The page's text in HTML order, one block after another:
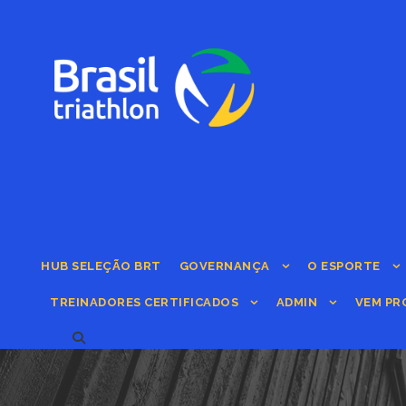
HUB SELEÇÃO BRT GOVERNANÇA O ESPORTE
TREINADORES CERTIFICADOS ADMIN VEM